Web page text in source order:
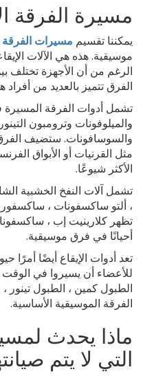
مسيرة الفرقة
يمكننا تقسيم مسيرات الفرقة
موسيقية. هذه هي الآلات
الرغم من أن الأجهزة
الفرق تتميز بالعديد من أفراد
تشمل أدوات الفرقة المسيرة
والميلوفونات وترومبون
والسوسافونات. ستضيف الفرق
مثل القرنيات أو الأبواق
الأكثر شيوعًا.
، ألتو ساكسفونات ، ساكسفور
تظهر كلارينيت إب ،
أحيانًا في فرق موسيقية.
تعد أدوات الإيقاع أيضًا أمرًا
للأعضاء أن يسيروا في
الطبول كمين ، الطبول
الفرقة الموسيقية الأساسية.
ماذا يحدث
التي لا يتم